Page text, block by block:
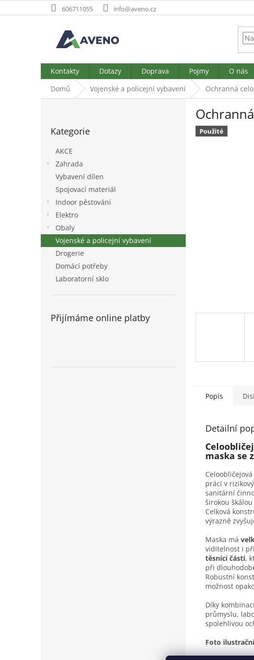
na
606711055 info@aveno.cz
Kontakty Dotazy Doprava Pojmy O nás
Domů
Vojenské a policejní vybavení Ochranná
e
l
kategorie
Kategorie
AKCE
Zahrada
Vybavení dílen
Spojovací materiál
Indoor pěstování
Elektro
Obaly
Vojenské a policejní vybavení
Drogerie
Domácí potřeby
Laboratorní sklo
Přijímáme online platby
Použité
Popis
Detailní
maska se
práci v
sanitární
širokou
Celková
výrazně
Maska má
viditelnost i
těsnící části,
při
Robustní
možnost
Díky
průmyslu,
spolehlivou
Foto